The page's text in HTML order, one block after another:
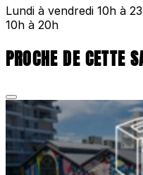
Lundi à vendredi 10h à
10h à 20h
PROCHE DE CETTE